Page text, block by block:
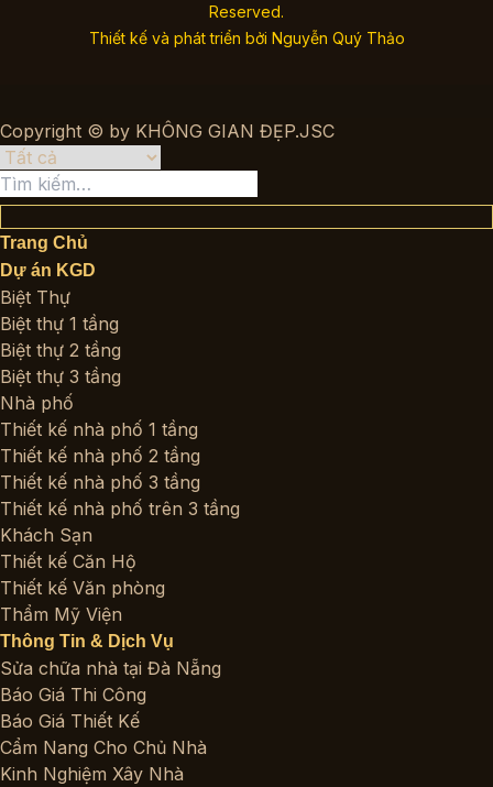
Reserved.
Thiết kế và phát triển bởi Nguyễn Quý Thảo
Copyright © by KHÔNG GIAN ĐẸP.JSC
Tìm
kiếm:
Trang Chủ
Dự án KGD
Biệt Thự
Biệt thự 1 tầng
Biệt thự 2 tầng
Biệt thự 3 tầng
Nhà phố
Thiết kế nhà phố 1 tầng
Thiết kế nhà phố 2 tầng
Thiết kế nhà phố 3 tầng
Thiết kế nhà phố trên 3 tầng
Khách Sạn
Thiết kế Căn Hộ
Thiết kế Văn phòng
Thẩm Mỹ Viện
Thông Tin & Dịch Vụ
Sửa chữa nhà tại Đà Nẵng
Báo Giá Thi Công
Báo Giá Thiết Kế
Cẩm Nang Cho Chủ Nhà
Kinh Nghiệm Xây Nhà